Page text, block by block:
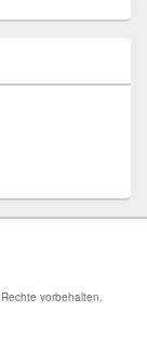
vorbehalten.